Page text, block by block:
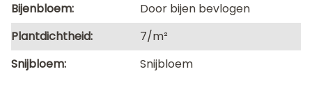
Bijenbloem
Door bijen bevlogen
Plantdichtheid
7/m²
Snijbloem
Snijbloem